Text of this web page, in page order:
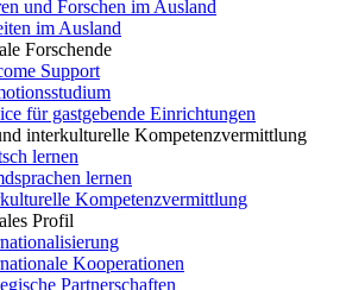
und Forschen im Ausland
im Ausland
Forschende
Support
für gastgebende Einrichtungen
interkulturelle Kompetenzvermittlung
lernen
lernen
Kompetenzvermittlung
Profil
Kooperationen
Partnerschaften